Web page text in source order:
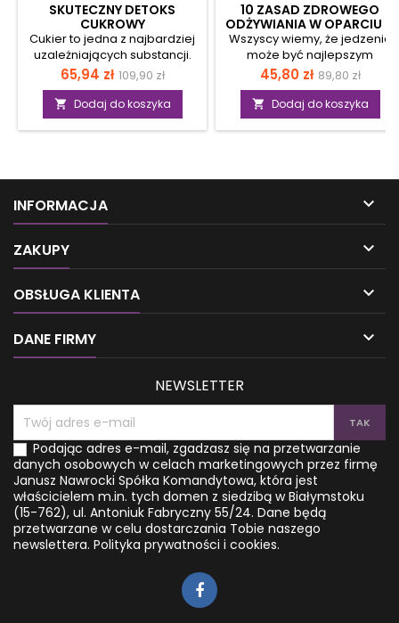
SKUTECZNY DETOKS
CUKROWY
Cukier to jedna z najbardziej
uzależniających substancji.
Jest on praktycznie wszędzie,
a sklepowe półki uginają się
pod ciężarem
przesłodzonych i
przetworzonych produktów.
powodować stany zapalne, a
nawet być jednym z
powodów powstawania
Autorka książki, Diane
Sanfilippo, proponuje
oparty na prostej diecie,
dzięki której na dobre
insulinooporność, choroby...
Cena
65,94 zł Cena
podstawowa
109,90 zł
 Dodaj do koszyka
10 ZASAD ZDROWEGO
ODŻYWIANIA W OPARCIU O
NAJNOWSZE BADANIA
NAUKOWE
Wszyscy wiemy, że jedzenie
może być najlepszym
lekarstwem. Dzięki
dziesiątkom najnowszych
badań naukowych z
dziedziny dietetyki,
konsultacjom ze
epidemiologów i
paleoantropologów oraz
najzdrowszy i kompletny plan
objawy oraz przeciwdziałać
chorobom cywilizacyjnym,
osteoporozie, otyłości,
chorobom serca i
Cena
45,80 zł Cena
89,80 zł
 Dodaj do koszyka
INFORMACJA 
ZAKUPY 
OBSŁUGA KLIENTA 
DANE FIRMY 
NEWSLETTER
Podając adres e-mail, zgadzasz się na przetwarzanie
danych osobowych w celach marketingowych przez firmę
Janusz Nawrocki Spółka Komandytowa, która jest
właścicielem m.in. tych domen z siedzibą w Białymstoku
(15-762), ul. Antoniuk Fabryczny 55/24. Dane będą
przetwarzane w celu dostarczania Tobie naszego
newslettera. Polityka prywatności i cookies.